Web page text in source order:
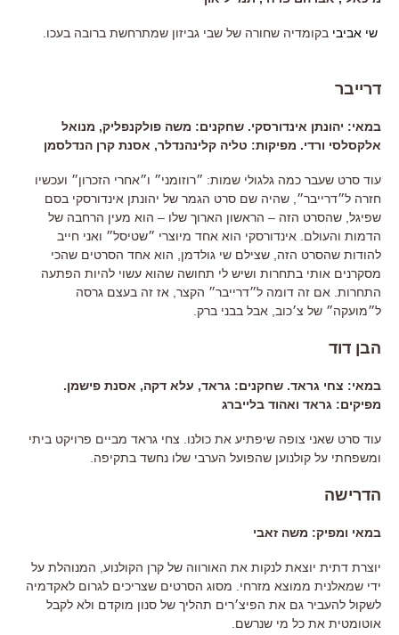
שי אביבי בקומדיה שחורה של שבי גביזון שמתרחשת ברובה בעכו.
דרייבר
במאי: יהונתן אינדורסקי. שחקנים: משה פולקנפליק, מנואל
אלקסלסי ורדי. מפיקות: טליה קלינהנדלר, אסנת קרן הנדלסמן
עוד סרט שעבר כמה גלגולי שמות: ״רוזומני״ ו״אחרי הזכרון״ ועכשיו
חזרה ל״דרייבר״, שהיה שם סרט הגמר של יהונתן אינדורסקי בסם
שפיגל, שהסרט הזה – הראשון הארוך שלו – הוא מעין הרחבה של
הדמות והעולם. אינדורסקי הוא אחד מיוצרי ״שטיסל״ ואני חייב
להודות שהסרט הזה, שצילם שי גולדמן, הוא אחד הסרטים שהכי
מסקרנים אותי בתחרות ושיש לי תחושה שהוא עשוי להיות הפתעה
התחרות. אם זה דומה ל״דרייבר״ הקצר, אז זה בעצם גרסה
ל״מועקה״ של צ׳כוב, אבל בבני ברק.
הבן דוד
במאי: צחי גראד. שחקנים: גראד, עלא דקה, אסנת פישמן.
מפיקים: גראד ואהוד בלייברג
עוד סרט שאני צופה שיפתיע את כולנו. צחי גראד מביים פרויקט ביתי
ומשפחתי על קולנוען שהפועל הערבי שלו נחשד בתקיפה.
הדרישה
במאי ומפיק: משה זאבי
יוצרת דתית יוצאת לנקות את האורווה של קרן הקולנוע, המנוהלת על
ידי שמאלנית ממוצא מזרחי. מסוג הסרטים שצריכים לגרום לאקדמיה
לשקול להעביר גם את הפיצ׳רים תהליך של סנון מוקדם ולא לקבל
אוטומטית את כל מי שנרשם.